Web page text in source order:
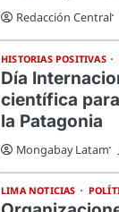
Redacción Central
HISTORIAS POSITIVAS
Día
científica
la Patagonia
Mongabay Latam
LIMA NOTICIAS